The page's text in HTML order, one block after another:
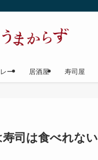
ー 居酒屋 寿司屋
司は食べれない